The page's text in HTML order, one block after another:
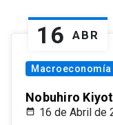
16 ABR
Macroeconomía
Nobuhiro
16 de Abril de